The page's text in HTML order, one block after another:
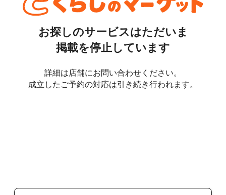
お探しのサービスはただいま
掲載を停止しています
詳細は店舗にお問い合わせください。
成立したご予約の対応は引き続き行われます。